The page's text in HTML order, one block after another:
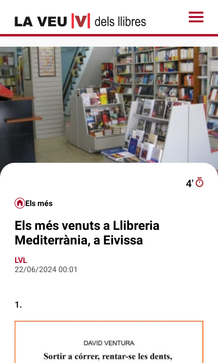
4′
Els més
Els més venuts a Llibreria
Mediterrània, a Eivissa
LVL
22/06/2024 00:01
1.